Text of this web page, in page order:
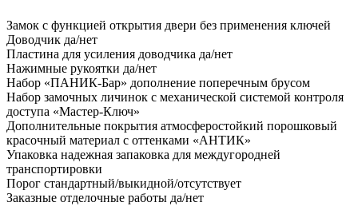
Замок с функцией открытия двери без применения ключей
Доводчик да/нет
Пластина для усиления доводчика да/нет
Нажимные рукоятки да/нет
Набор «ПАНИК-Бар» дополнение поперечным брусом
Набор замочных личинок с механической системой контроля
доступа «Мастер-Ключ»
Дополнительные покрытия атмосферостойкий порошковый
красочный материал с оттенками «АНТИК»
Упаковка надежная запаковка для междугородней
транспортировки
Порог стандартный/выкидной/отсутствует
Заказные отделочные работы да/нет